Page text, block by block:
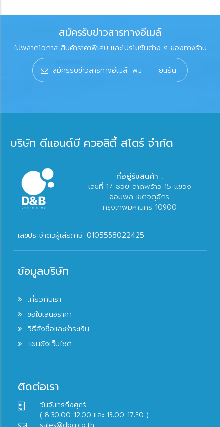
สมัครรับข่าวสารทางอีเมล์
ไม่พลาดโอกาส สินค้าราคาพิเศษ และโปรโมชั่นต่าง ๆ ของทางร้าน
ยินยัน
บริษัท ดีแอนด์บี ควอลิตี้ สโตร์ จำกัด
ที่อยู่รับสินค้า :
เลขที่ 17 ซอย ลาดพร้าว 15 แขวง
จอมพล เขตจตุจักร
กรุงเทพมหานคร 10900
เลขประจำตัวผู้เสียภาษี: 0105558022425
ข้อมูลบริษัท
เกี่ยวกับเรา
ขอใบเสนอราคา
วิธีสั่งซื้อและชำระเงิน
แผนผังเว็บไซต์
ติดต่อเรา
วันจันทร์ถึงศุกร์
( 8.30:00-12:00 และ 13:00-17:30 )
sales@dbq.co.th